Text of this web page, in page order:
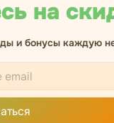
на
и бонусы каждую